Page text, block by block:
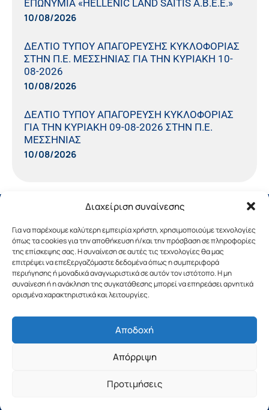
Διαχείριση συναίνεσης
Για να παρέχουμε καλύτερη εμπειρία χρήστη, χρησιμοποιούμε τεχνολογίες
όπως τα cookies για την αποθήκευση ή/και την πρόσβαση σε πληροφορίες
της επίσκεψης σας. Η συναίνεση σε αυτές τις τεχνολογίες θα μας
επιτρέψει να επεξεργαζόμαστε δεδομένα όπως η συμπεριφορά
περιήγησης ή μοναδικά αναγνωριστικά σε αυτόν τον ιστότοπο. Η μη
συναίνεση ή η ανάκληση της συγκατάθεσης μπορεί να επηρεάσει αρνητικά
ορισμένα χαρακτηριστικά και λειτουργίες.
Αποδοχή
Απόρριψη
Προτιμήσεις
ΕΠΩΝΥΜΙΑ «HELLENIC LAND SAITIS Α.Β.Ε.Ε.»
10/08/2026
ΔΕΛΤΙΟ ΤΥΠΟΥ ΑΠΑΓΟΡΕΥΣΗΣ ΚΥΚΛΟΦΟΡΙΑΣ
ΣΤΗΝ Π.Ε. ΜΕΣΣΗΝΙΑΣ ΓΙΑ ΤΗΝ ΚΥΡΙΑΚΗ 10-
08-2026
10/08/2026
ΔΕΛΤΙΟ ΤΥΠΟΥ ΑΠΑΓΟΡΕΥΣΗ ΚΥΚΛΟΦΟΡΙΑΣ
ΓΙΑ ΤΗΝ ΚΥΡΙΑΚΗ 09-08-2026 ΣΤΗΝ Π.Ε.
ΜΕΣΣΗΝΙΑΣ
10/08/2026
Copyright © 2019 Περιφέρεια Πελοποννήσου.
Σχεδιασμός & Υλοποίηση από την